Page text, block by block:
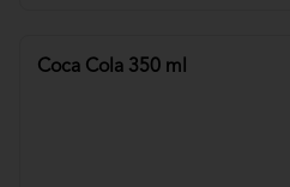
Coca Cola 350 ml